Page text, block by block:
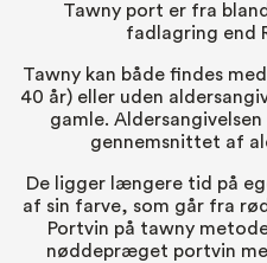
Tawny port er fra
fadlagring end
Tawny kan både findes
40 år) eller uden
gamle.
gennemsnittet af
De ligger længere tid på
af sin farve, som går fra
Portvin på tawny
nøddepræget portvin